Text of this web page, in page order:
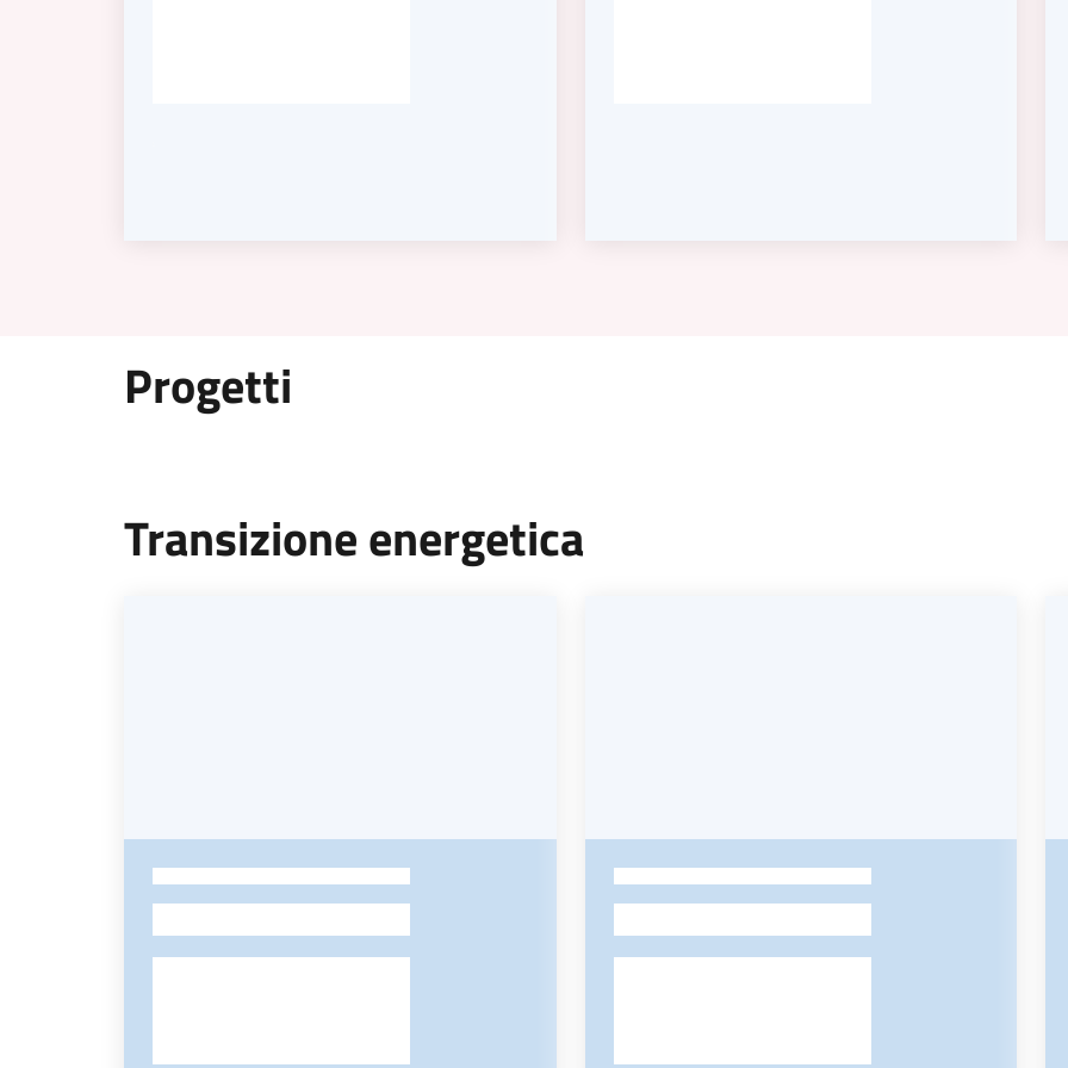
Progetti
Transizione energetica
- -